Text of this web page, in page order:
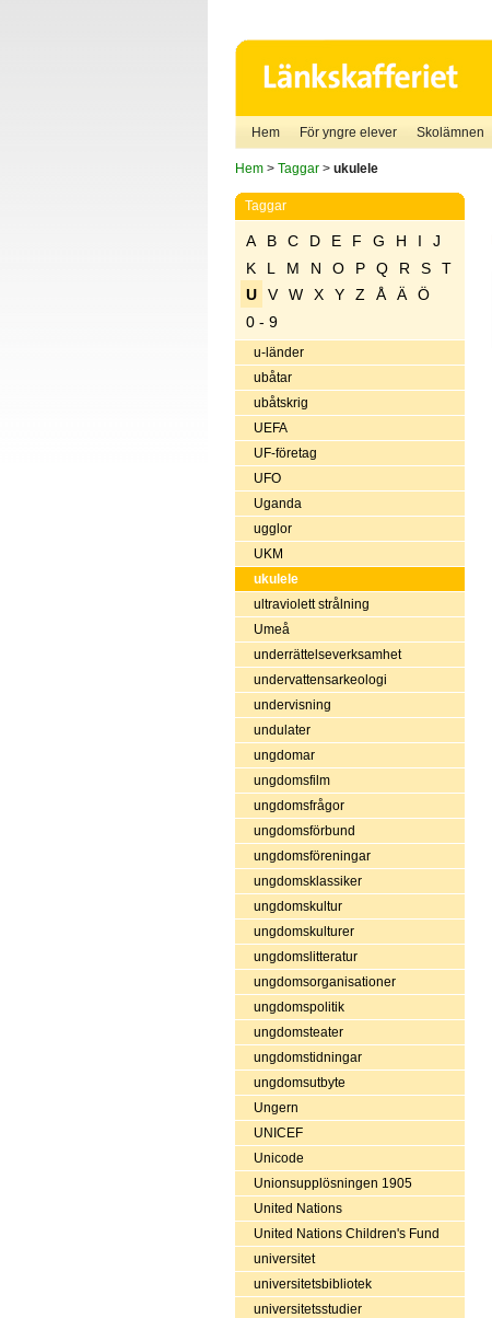
Hem För yngre elever Skolämnen
Hem> Taggar> ukulele
Taggar
A B C D E F G H I
J
K
L M N O P Q R S
T
U
V W X Y Z Å Ä
Ö
0 - 9
u-länder
ubåtar
ubåtskrig
UEFA
UF-företag
UFO
Uganda
ugglor
UKM
ukulele
ultraviolett strålning
Umeå
underrättelseverksamhet
undervattensarkeologi
undervisning
undulater
ungdomar
ungdomsfilm
ungdomsfrågor
ungdomsförbund
ungdomsföreningar
ungdomsklassiker
ungdomskultur
ungdomskulturer
ungdomslitteratur
ungdomsorganisationer
ungdomspolitik
ungdomsteater
ungdomstidningar
ungdomsutbyte
Ungern
UNICEF
Unicode
Unionsupplösningen 1905
United Nations
United Nations Children's Fund
universitet
universitetsbibliotek
universitetsstudier